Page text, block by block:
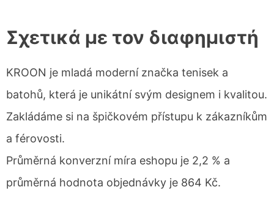
Σχετικά με τον διαφημιστή
KROON je mladá moderní značka tenisek a
batohů, která je unikátní svým designem i kvalitou.
Zakládáme si na špičkovém přístupu k zákazníkům
a férovosti.
Průměrná konverzní míra eshopu je 2,2 % a
průměrná hodnota objednávky je 864 Kč.